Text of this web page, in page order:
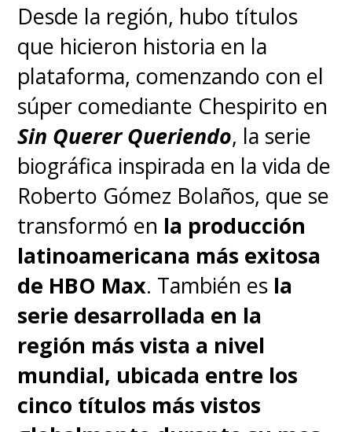
de una forma diferente".
"Creo que, para hacer frente a
este tipo de papel, también
debes encontrar una manera de
empatizar ydesde luego sabía
que quería mostrar las partes
más dañadas de Abby, porque
creo que eso es lo que
realmente la hace ser quien
es y explica su ira y su rabia
aseveró.
Dicho esto,para Dever no
Desde la región, hubo títulos
que hicieron historia en la
plataforma, comenzando con el
súper comediante Chespirito en
Sin Querer Queriendo, la serie
biográfica inspirada en la vida de
Roberto Gómez Bolaños, que se
transformó en la producción
latinoamericana más exitosa
de HBO Max. También es la
serie desarrollada en la
región más vista a nivel
mundial, ubicada entre los
cinco títulos más vistos